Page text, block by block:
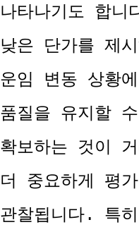
나타나기도 합
낮은 단가를 제
운임 변동 상황
품질을 유지할
확보하는 것이
더 중요하게 평가
관찰됩니다. 특